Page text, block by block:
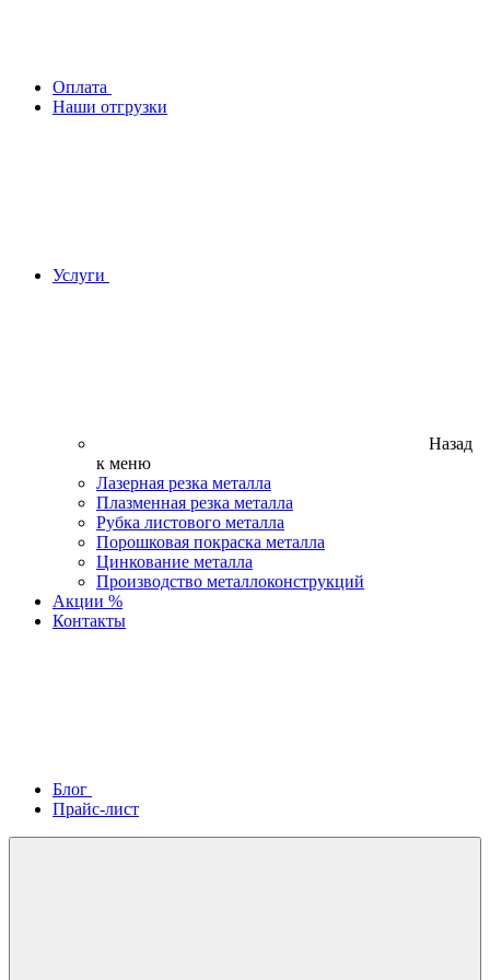
Оплата
Наши отгрузки
Услуги
Назад
к меню
Лазерная резка металла
Плазменная резка металла
Рубка листового металла
Порошковая покраска металла
Цинкование металла
Производство металлоконструкций
Акции %
Контакты
Блог
Прайс-лист